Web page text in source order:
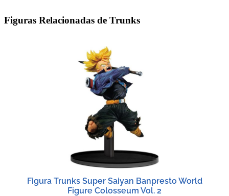
Figuras Relacionadas de Trunks
Figura Trunks Super Saiyan Banpresto World
Figure Colosseum Vol. 2